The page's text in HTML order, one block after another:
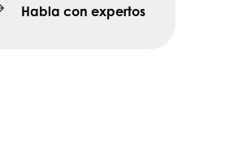
Habla con expertos